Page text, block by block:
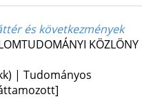
és következmények
KÖZLÖNY
| Tudományos